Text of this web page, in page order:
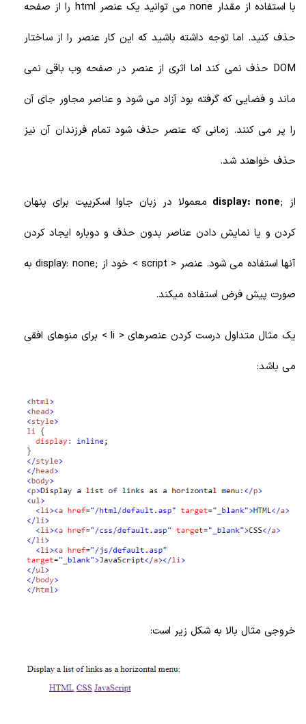
با استفاده از مقدار none می توانید یک عنصر html را از صفحه
حذف کنید. اما توجه داشته باشید که این کار عنصر را از ساختار
DOM حذف نمی کند اما اثری از عنصر در صفحه وب باقی نمی
ماند و فضایی که گرفته بود آزاد می شود و عناصر مجاور جای آن
را پر می کنند. زمانی که عنصر حذف شود تمام فرزندان آن نیز
حذف خواهند شد.
از ;display: none معمولا در زبان جاوا اسکریپت برای پنهان
کردن و یا نمایش دادن عناصر بدون حذف و دوباره ایجاد کردن
آنها استفاده می شود. عنصر < script > خود از ;display: none به
صورت پیش فرض استفاده میکند.
یک مثال متداول درست کردن عنصرهای < li > برای منوهای افقی
می باشد:
خروجی مثال بالا به شکل زیر است: